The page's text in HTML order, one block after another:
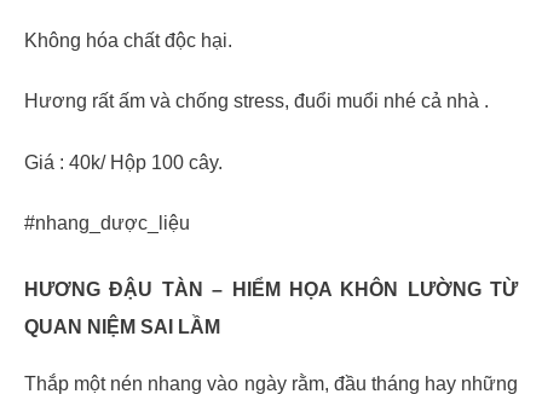
Không hóa chất độc hại.
Hương rất ấm và chống stress, đuổi muổi nhé cả nhà .
Giá : 40k/ Hộp 100 cây.
#nhang_dược_liệu
HƯƠNG ĐẬU TÀN – HIỂM HỌA KHÔN LƯỜNG TỪ
QUAN NIỆM SAI LẦM
Thắp một nén nhang vào ngày rằm, đầu tháng hay những